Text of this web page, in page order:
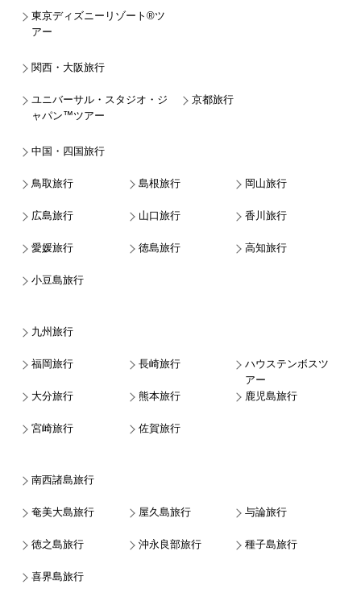
東京ディズニーリゾート®ツ
アー
関西・大阪旅行
ユニバーサル・スタジオ・ジ
ャパン™ツアー
京都旅行
中国・四国旅行
鳥取旅行 島根旅行 岡山旅行
広島旅行 山口旅行 香川旅行
愛媛旅行 徳島旅行 高知旅行
小豆島旅行
九州旅行
福岡旅行 長崎旅行
ハウステンボスツ
アー
大分旅行
熊本旅行 鹿児島旅行
宮崎旅行 佐賀旅行
南西諸島旅行
奄美大島旅行 屋久島旅行 与論旅行
徳之島旅行 沖永良部旅行 種子島旅行
喜界島旅行